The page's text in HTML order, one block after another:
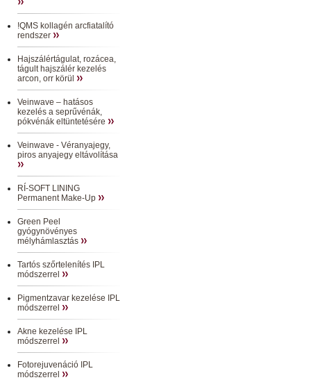
!QMS kollagén arcfiatalító
rendszer
Hajszálértágulat, rozácea,
tágult hajszálér kezelés
arcon, orr körül
Veinwave – hatásos
kezelés a seprűvénák,
pókvénák eltüntetésére
Veinwave - Véranyajegy,
piros anyajegy eltávolítása
RÍ-SOFT LINING
Permanent Make-Up
Green Peel
gyógynövényes
mélyhámlasztás
Tartós szőrtelenítés IPL
módszerrel
Pigmentzavar kezelése IPL
módszerrel
Akne kezelése IPL
módszerrel
Fotorejuvenáció IPL
módszerrel